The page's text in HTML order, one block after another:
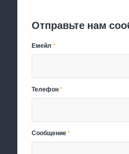
Отправьте нам
Емейл*
Телефон*
Сообщение*